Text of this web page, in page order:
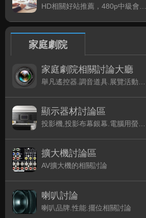
HD相關好站推薦，480p中級會員以上限定
家庭劇院
家庭劇院相關討論大廳
顯示器材討論區
擴大機討論區
AV擴大機的相關討論
喇叭討論
喇叭品牌.性能.擺位相關討論